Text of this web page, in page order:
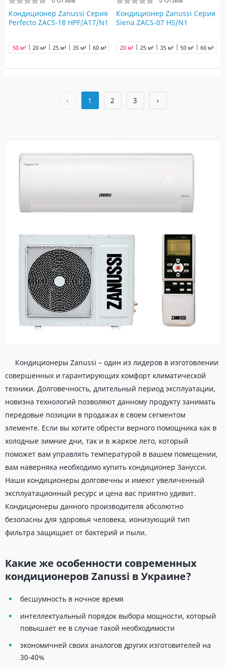
Кондиционер Zanussi Серия
Perfecto ZACS-18 HPF/A17/N1
20 м² 25 м² 35 м²
50 м² 60 м² 65 м² 70 м² 90 м²
Кондиционер Zanussi Серия
Siena ZACS-07 HS/N1
20 м² 25 м² 35 м² 50 м² 60 м²
‹ 1 2 3 ›
Кондиционеры Zanussi – один из лидеров в изготовлении
совершенных и гарантирующих комфорт климатической
техники. Долговечность, длительный период эксплуатации,
новизна технологий позволяют данному продукту занимать
передовые позиции в продажах в своем сегментом
элементе. Если вы хотите обрести верного помощника как в
холодные зимние дни, так и в жаркое лето, который
поможет вам управлять температурой в вашем помещении,
вам наверняка необходимо купить кондиционер Занусси.
Наши кондиционеры долговечны и имеют увеличенный
эксплуатационный ресурс и цена вас приятно удивит.
Кондиционеры данного производителя абсолютно
безопасны для здоровья человека, ионизующий тип
фильтра защищает от бактерий и пыли.
Какие же особенности современных
кондиционеров Zanussi в Украине?
бесшумность в ночное время
интеллектуальный порядок выбора мощности, который
повышает ее в случае такой необходимости
экономичней своих аналогов других изготовителей на
30-40%